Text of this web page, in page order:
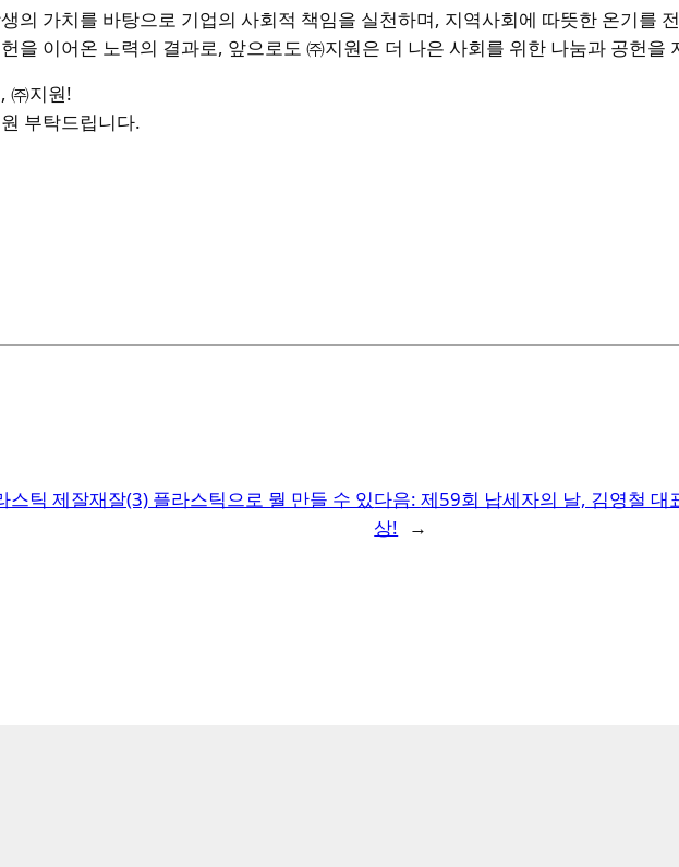
의 가치를 바탕으로 기업의 사회적 책임을 실천하며, 지역사회에 따뜻한 온기를
을 이어온 노력의 결과로, 앞으로도 ㈜지원은 더 나은 사회를 위한 나눔과 공헌을
㈜지원!
부탁드립니다.
스틱 제잘재잘(3) 플라스틱으로 뭘 만들 수 있다음:제59회 납세자의 날, 김영철 대
상!
→